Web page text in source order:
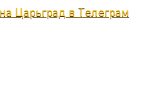
Царьград в Телеграм